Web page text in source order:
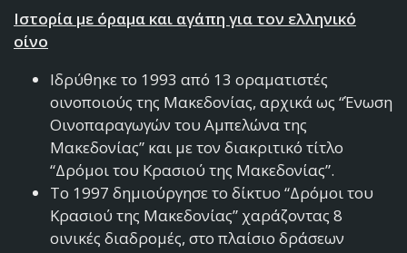
Ιστορία με όραμα και αγάπη για τον ελληνικό
οίνο
Ιδρύθηκε το 1993 από 13 οραματιστές
οινοποιούς της Μακεδονίας, αρχικά ως “Ένωση
Οινοπαραγωγών του Αμπελώνα της
Μακεδονίας” και με τον διακριτικό τίτλο
“Δρόμοι του Κρασιού της Μακεδονίας”.
Το 1997 δημιούργησε το δίκτυο “Δρόμοι του
Κρασιού της Μακεδονίας” χαράζοντας 8
οινικές διαδρομές, στο πλαίσιο δράσεων